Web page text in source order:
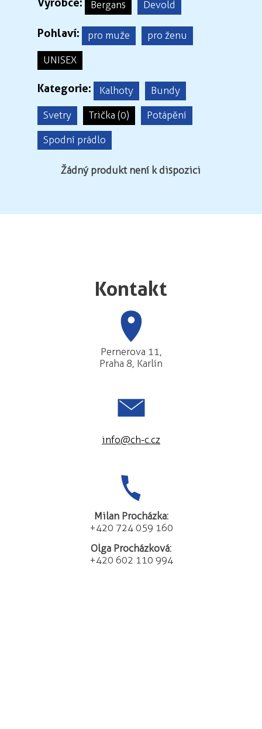
Bergans Devold
Pohlaví: pro muže pro ženu
UNISEX
Kategorie: Kalhoty Bundy
Svetry Trička (0) Potápění
Spodní prádlo
Žádný produkt není k dispozici
Kontakt
Pernerova 11,
Praha 8, Karlín
info@ch-c.cz
Milan Procházka:
+420 724 059 160
Olga Procházková:
+420 602 110 994